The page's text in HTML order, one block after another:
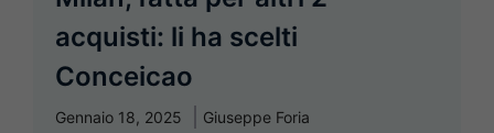
acquisti: li ha scelti
Conceicao
Gennaio 18, 2025 Giuseppe Foria